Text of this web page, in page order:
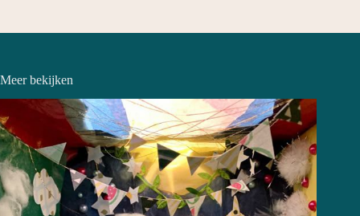
Meer bekijken